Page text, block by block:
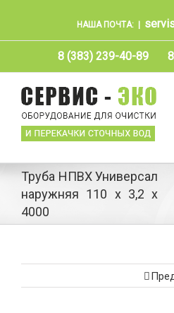
НАША ПОЧТА:
8 (383) 239-40-89
Труба НПВХ Универсал
наружняя 110 х 3,2 х
4000